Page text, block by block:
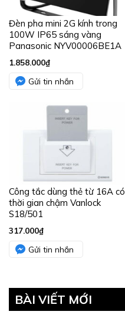
Đèn pha mini 2G kính trong
100W IP65 sáng vàng
Panasonic NYV00006BE1A
1.858.000₫
Gửi tin nhắn
Công tắc dùng thẻ từ 16A có
thời gian chậm Vanlock
S18/501
317.000₫
Gửi tin nhắn
BÀI VIẾT MỚI